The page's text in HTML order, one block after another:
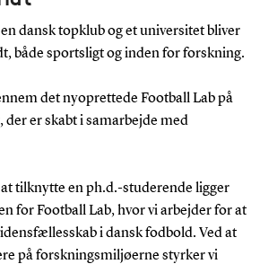
dansk topklub og et universitet bliver
både sportsligt og inden for forskning.
det nyoprettede Football Lab på
der er skabt i samarbejde med
at tilknytte en ph.d.-studerende ligger
for Football Lab, hvor vi arbejder for at
i dansk fodbold. Ved at
på forskningsmiljøerne styrker vi